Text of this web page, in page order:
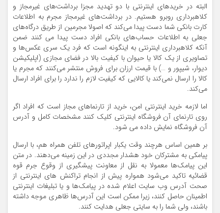
البته در خریدهای اینترنتی با دو تهدید مجزا برداشت‌های غیرمجاز و
کلاهبرداری روبرو هستیم. در برداشت‌های غیرمجاز مجرم به اطلاعات
کارت بانکی شما دست پیدا می‌کند که اصولا مجرمین از طریق درگاه‌های
جعلی به اطلاعات حساب‌های بانکی افراد دست پیدا می کنند ضمن
آنکه کلاهبرداری اینترنتی به اینگونه است که فرد یک سری عکس‌ها و
تصاویری از یک کالا یا حیوان با کیفیت بالا در فضای مجازی (اپلیکیشن
دیوار، شیپور و …) با قیمت ارزان برای فروش منتشر می‌کنند که مجرم یا
کالا را ارسال نمی‌کند یا کالایی که کیفیت لازم را ندارد را برای افراد ارسال
می‌کند.
اما لازمه خرید اینترنتی امن، خرید از تارنماهای مجاز است که افراد اگر
روی تارنمای آن فروشگاه اینترنتی کلیک کنند مشخصات کامل و آدرس
آن فروشگاه نمایش داده می شود.
بر همین اساس هرچند وقت یکبار اپراتورهای تلفن همراه هم، با ارسال
پیامکی به مشترکان خود هشدار مجددی در این زمینه می‌دهند. در متن
این پیامک‌ها معمولا به نقل از معاونت پیشگیری از وقوع جرم قوه
قضائیه تاکید می‌شود همواره پیش از انجام تراکنش های اینترنتی از
صحت آدرس وب سایت اعلام شده در پیامک‌ها و یا تبلیغات اینترنتی
اطمینان حاصل کنند، زیرا ممکن است این آدرس‌ها ظاهری موجه داشته
باشند، ولی شما را به سایتی جعلی هدایت کنند.